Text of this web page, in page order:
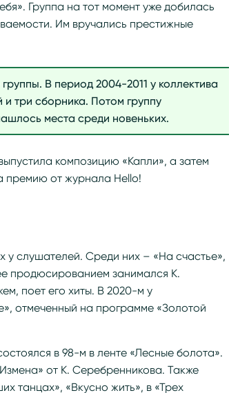
Группа на тот момент уже добилась
Им вручались престижные
В период 2004-2011 у коллектива
три сборника. Потом группу
места среди новеньких.
композицию «Капли», а затем
премию от журнала Hello!
у слушателей. Среди них – «На счастье»,
продюсированием занимался К.
поет его хиты. В 2020-м у
отмеченный на программе «Золотой
в 98-м в ленте «Лесные болота».
от К. Серебренникова. Также
танцах», «Вкусно жить», в «Трех